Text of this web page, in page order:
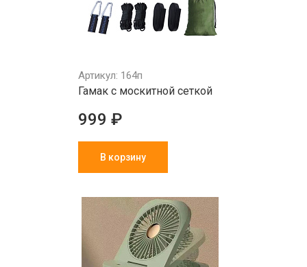
Артикул: 164п
Гамак с москитной сеткой
999 ₽
В корзину